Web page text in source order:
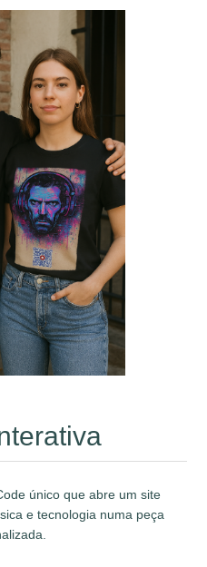
único que abre um site
e tecnologia numa peça